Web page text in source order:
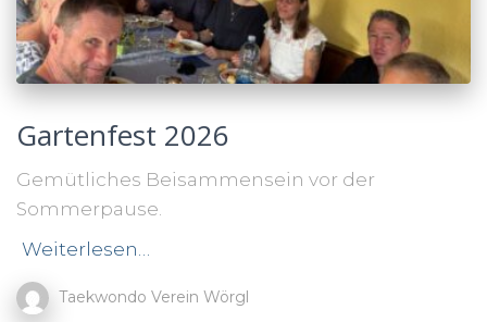
Gartenfest 2026
Gemütliches Beisammensein vor der
Sommerpause.
Weiterlesen…
Taekwondo Verein Wörgl